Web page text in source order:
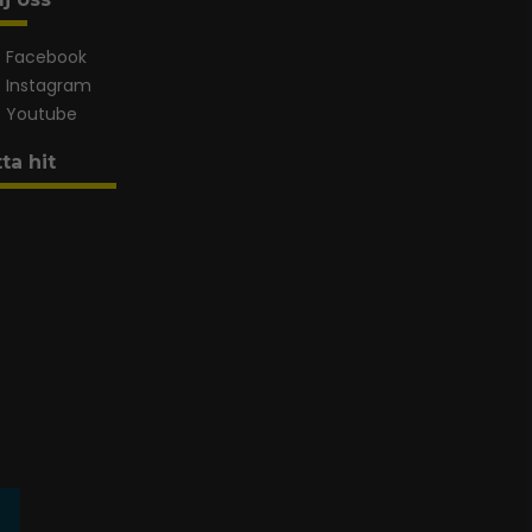
Facebook
Instagram
Youtube
hit